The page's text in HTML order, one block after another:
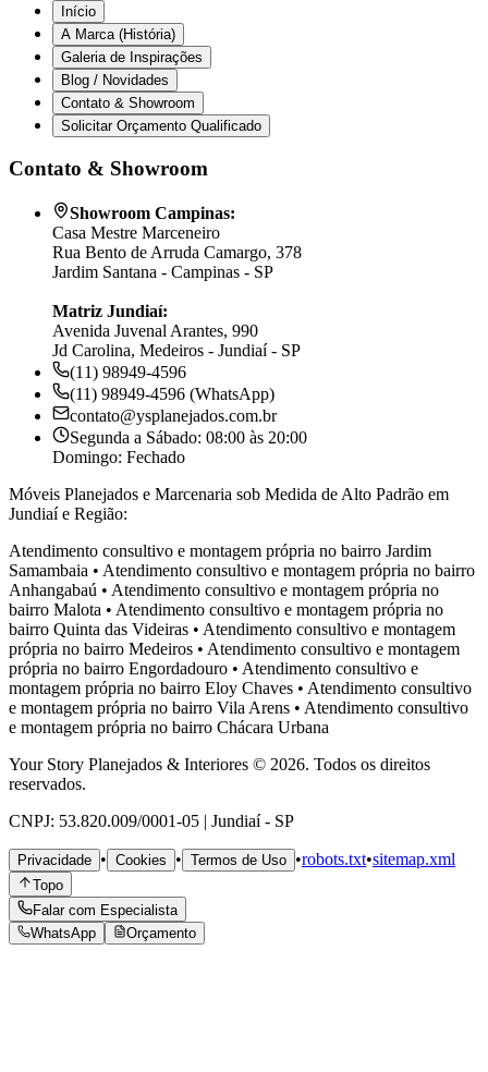
Início
A Marca (História)
Galeria de Inspirações
Blog / Novidades
Contato & Showroom
Solicitar Orçamento Qualificado
Contato & Showroom
Showroom Campinas:
Casa Mestre Marceneiro
Rua Bento de Arruda Camargo, 378
Jardim Santana - Campinas - SP
Matriz Jundiaí:
Avenida Juvenal Arantes, 990
Jd Carolina, Medeiros - Jundiaí - SP
(11) 98949-4596
(11) 98949-4596 (WhatsApp)
contato@ysplanejados.com.br
Segunda a Sábado: 08:00 às 20:00
Domingo: Fechado
Móveis Planejados e Marcenaria sob Medida de Alto Padrão em
Jundiaí e Região:
Atendimento consultivo e montagem própria no bairro Jardim
Samambaia • Atendimento consultivo e montagem própria no bairro
Anhangabaú • Atendimento consultivo e montagem própria no
bairro Malota • Atendimento consultivo e montagem própria no
bairro Quinta das Videiras • Atendimento consultivo e montagem
própria no bairro Medeiros • Atendimento consultivo e montagem
própria no bairro Engordadouro • Atendimento consultivo e
montagem própria no bairro Eloy Chaves • Atendimento consultivo
e montagem própria no bairro Vila Arens • Atendimento consultivo
e montagem própria no bairro Chácara Urbana
Your Story Planejados & Interiores © 2026. Todos os direitos
reservados.
CNPJ: 53.820.009/0001-05 | Jundiaí - SP
Privacidade • Cookies • Termos de Uso •robots.txt•sitemap.xml
Topo
Falar com Especialista
WhatsApp
Orçamento